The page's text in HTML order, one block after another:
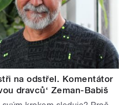
na odstřel. Komentátor
dravců‘ Zeman-Babiš